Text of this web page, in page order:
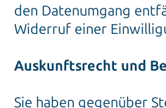
den Datenumgang
Widerruf einer
Auskunftsrecht und
Sie haben gegenüber